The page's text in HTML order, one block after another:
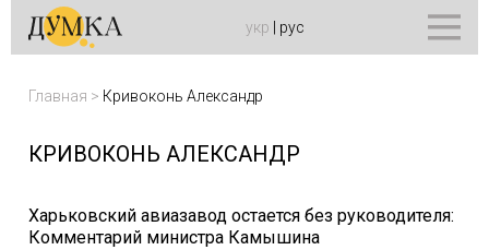
укр рус
Главная > Кривоконь Александр
КРИВОКОНЬ АЛЕКСАНДР
Харьковский авиазавод остается без руководителя:
Комментарий министра Камышина